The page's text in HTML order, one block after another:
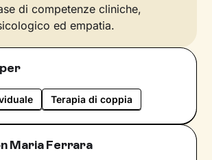
di competenze cliniche,
ed empatia.
Terapia di coppia
Maria Ferrara